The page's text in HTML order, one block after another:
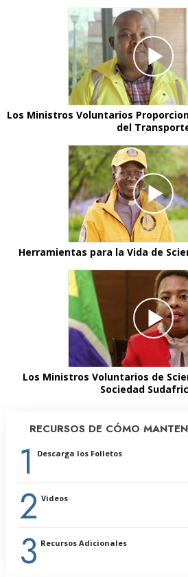
Los Ministros Voluntarios
del
Herramientas para la Vida de
Los Ministros Voluntarios de
Sociedad
RECURSOS DE CÓMO
1 Descarga los Folletos
2 Videos
3 Recursos Adicionales